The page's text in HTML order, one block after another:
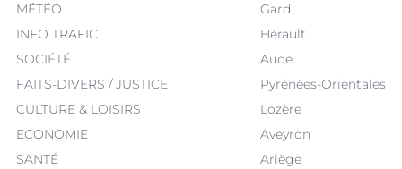
MÉTÉO
INFO TRAFIC
SOCIÉTÉ
FAITS-DIVERS / JUSTICE
CULTURE & LOISIRS
ECONOMIE
SANTÉ
Gard
Hérault
Aude
Pyrénées-Orientales
Lozère
Aveyron
Ariège